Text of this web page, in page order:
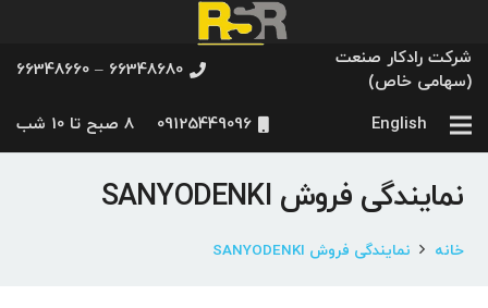
شرکت رادکار صنعت
(سهامی خاص)
66348680 – 66348660
English
09125449096 8 صبح تا 10 شب
نمایندگی فروش SANYODENKI
خانه نمایندگی فروش SANYODENKI